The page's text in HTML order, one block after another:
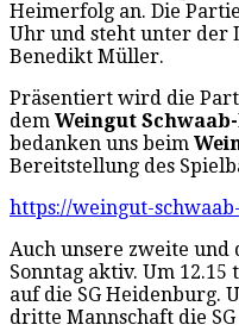
Heimerfolg an. Die
Uhr und steht unter der
Benedikt Müller.
Präsentiert wird die
dem Weingut
bedanken uns beim
Bereitstellung des
https://weingut-
Auch unsere zweite
Sonntag aktiv. Um
auf die SG Heidenburg.
dritte Mannschaft die